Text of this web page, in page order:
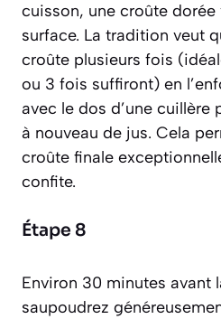
cuisson, une croûte dorée
surface. La tradition veut
croûte plusieurs fois
ou 3 fois suffiront) en
avec le dos d’une cuillère
à nouveau de jus. Cela
croûte finale
confite.
Étape 8
Environ 30 minutes avant
saupoudrez